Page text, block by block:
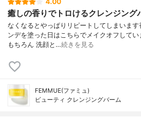
4.00
癒しの香りでトロけるクレンジング
なくなるとやっぱりリピートしてしまいま
ンデを塗った日はこちらでメイクオフして
もちろん 洗顔と…続きを見る
FEMMUE(ファミュ)
ビューティ クレンジングバーム